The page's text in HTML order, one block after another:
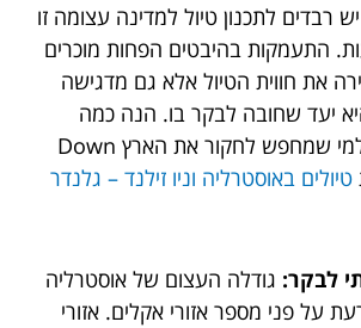
רבדים לתכנון טיול למדינה עצומה זו
התעמקות בהיבטים הפחות מוכרים
את חווית הטיול אלא גם מדגישה
יעד שחובה לבקר בו. הנה כמה
תובנות והמלצות למי שמחפש לחקור את הארץ Down
טיולים באוסטרליה וניו זילנד – גלנדר
לבקר: גודלה העצום של אוסטרליה
על פני מספר אזורי אקלים. אזורי